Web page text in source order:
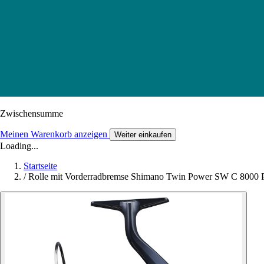
Zwischensumme
Meinen Warenkorb anzeigen Weiter einkaufen
Loading...
Startseite
/ Rolle mit Vorderradbremse Shimano Twin Power SW C 8000